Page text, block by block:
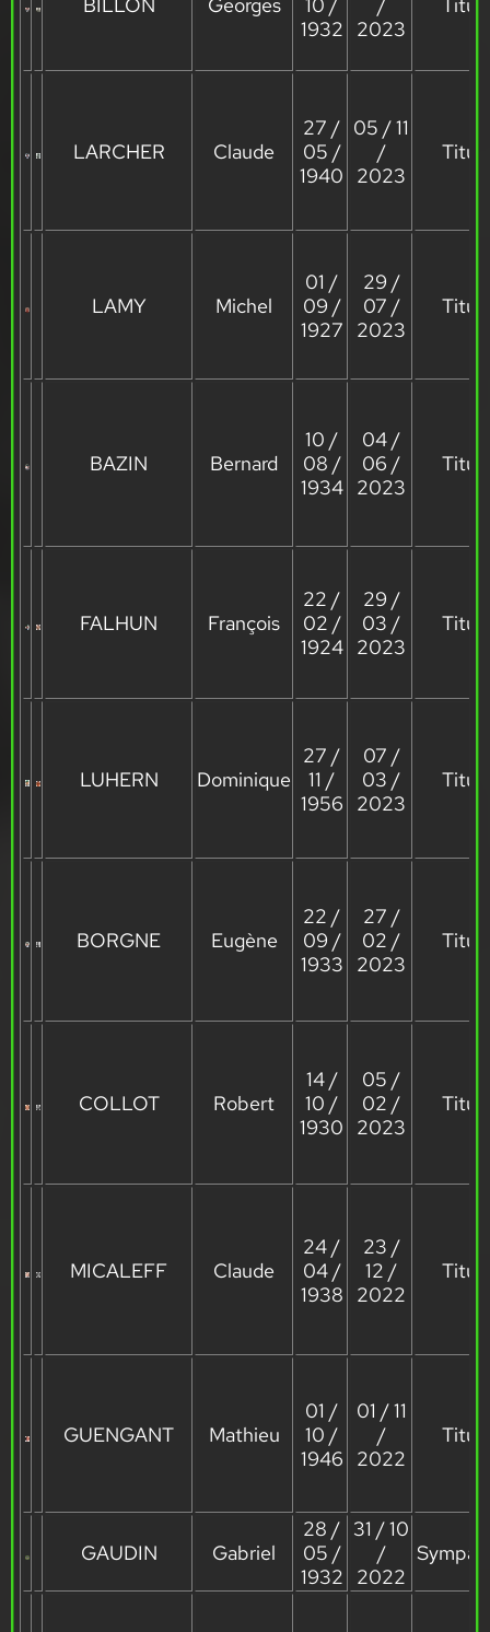
1932
2023
LARCHER Claude
27 /
05 /
1940
05 / 11
/
2023
LAMY Michel
01 /
09 /
1927
29 /
07 /
2023
BAZIN Bernard
10 /
08 /
1934
04 /
06 /
2023
FALHUN François
22 /
02 /
1924
29 /
03 /
2023
LUHERN Dominique
27 /
11 /
1956
07 /
03 /
2023
BORGNE Eugène
22 /
09 /
1933
27 /
02 /
2023
COLLOT Robert
14 /
10 /
1930
05 /
02 /
2023
MICALEFF Claude
24 /
04 /
1938
23 /
12 /
2022
GUENGANT Mathieu
01 /
10 /
1946
01 / 11
/
2022
GAUDIN Gabriel
28 /
05 /
1932
31 / 10
/
2022